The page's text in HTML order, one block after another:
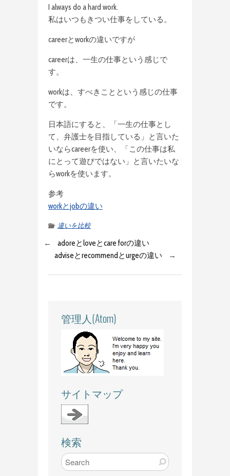
I always do a hard work.
私はいつもきつい仕事をしている。
careerとworkの違いですが
careerは、一生の仕事という感じで
す。
workは、すべきことという感じの仕事
です。
日本語にすると、「一生の仕事とし
て、弁護士を目指している」と言いた
いならcareerを使い、「この仕事は私
にとって遊びではない」と言いたいな
らworkを使います。
参考
workとjobの違い
違いを比較
←
adoreとloveとcare forの違い
adviseとrecommendとurgeの違い
→
管理人(Atom)
サイトマップ
検索